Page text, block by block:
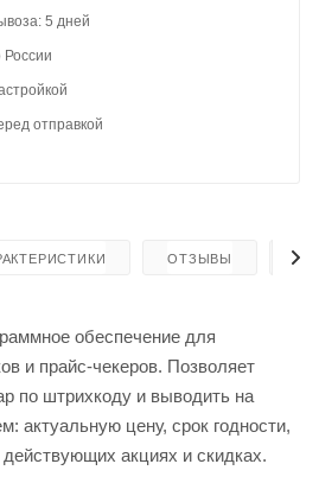
5 дней
России
отправкой
ОТЗЫВЫ
обеспечение для
и прайс-чекеров. Позволяет
по штрихкоду и выводить на
актуальную цену, срок годности,
акциях и скидках.